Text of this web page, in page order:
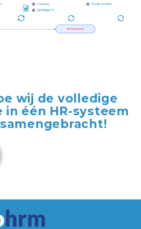
wij de volledige
in één HR-systeem